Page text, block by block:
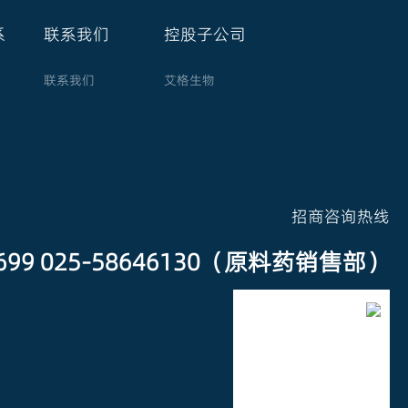
联系我们
联系我们
控股子公司
艾格生物
招商咨询热线
025-58646130（原料药销售部）